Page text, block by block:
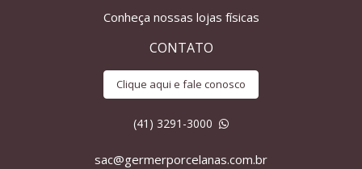
Conheça nossas lojas físicas
CONTATO
Clique aqui e fale conosco
(41) 3291-3000
sac@germerporcelanas.com.br